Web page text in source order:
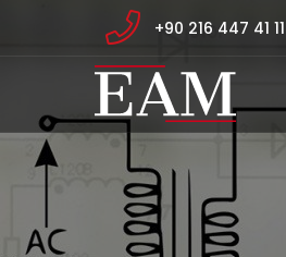
+90 216 447 41 11